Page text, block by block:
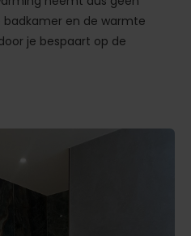
en de warmte
je bespaart op de